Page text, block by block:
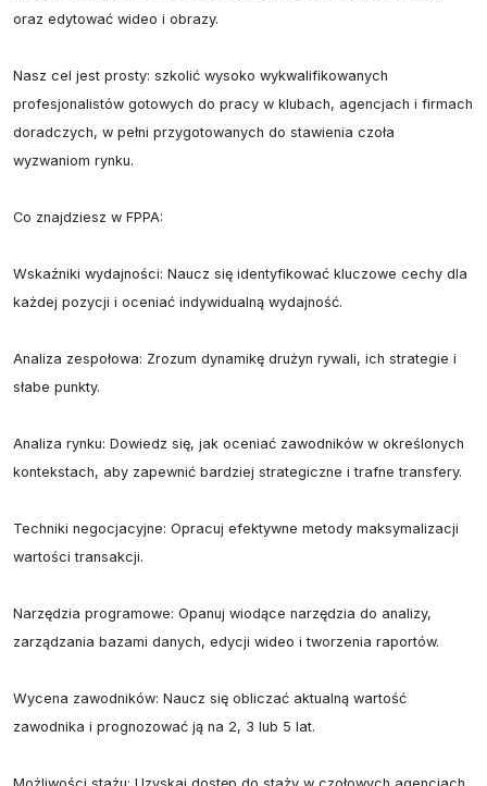
oraz edytować wideo i obrazy.
Nasz cel jest prosty: szkolić wysoko wykwalifikowanych
profesjonalistów gotowych do pracy w klubach, agencjach i firmach
doradczych, w pełni przygotowanych do stawienia czoła
wyzwaniom rynku.
Co znajdziesz w FPPA:
Wskaźniki wydajności: Naucz się identyfikować kluczowe cechy dla
każdej pozycji i oceniać indywidualną wydajność.
Analiza zespołowa: Zrozum dynamikę drużyn rywali, ich strategie i
słabe punkty.
Analiza rynku: Dowiedz się, jak oceniać zawodników w określonych
kontekstach, aby zapewnić bardziej strategiczne i trafne transfery.
Techniki negocjacyjne: Opracuj efektywne metody maksymalizacji
wartości transakcji.
Narzędzia programowe: Opanuj wiodące narzędzia do analizy,
zarządzania bazami danych, edycji wideo i tworzenia raportów.
Wycena zawodników: Naucz się obliczać aktualną wartość
zawodnika i prognozować ją na 2, 3 lub 5 lat.